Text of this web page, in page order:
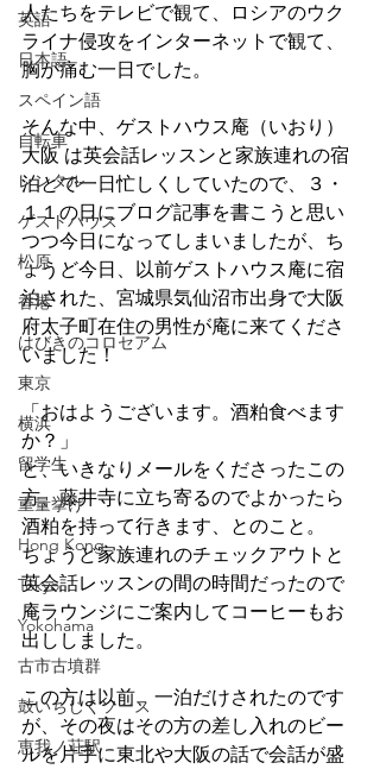
英語
日本語
スペイン語
自転車
レンタル
ゲストハウス
松原
香港
はびきのコロセアム
東京
横浜
留学生
重量挙げ
Hong Kong
Tokyo
Yokohama
古市古墳群
鼓いちじくソース
恵我ノ荘駅
人たちをテレビで観て、ロシアのウク
ライナ侵攻をインターネットで観て、
胸が痛む一日でした。
そんな中、ゲストハウス庵（いおり）
大阪 は英会話レッスンと家族連れの宿
泊とで一日忙しくしていたので、３・
１１の日にブログ記事を書こうと思い
つつ今日になってしまいましたが、ち
ょうど今日、以前ゲストハウス庵に宿
泊された、宮城県気仙沼市出身で大阪
府太子町在住の男性が庵に来てくださ
いました！
「おはようございます。酒粕食べます
か？」
と、いきなりメールをくださったこの
方、藤井寺に立ち寄るのでよかったら
酒粕を持って行きます、とのこと。
ちょうど家族連れのチェックアウトと
英会話レッスンの間の時間だったので
庵ラウンジにご案内してコーヒーもお
出ししました。
この方は以前、一泊だけされたのです
が、その夜はその方の差し入れのビー
ルを片手に東北や大阪の話で会話が盛